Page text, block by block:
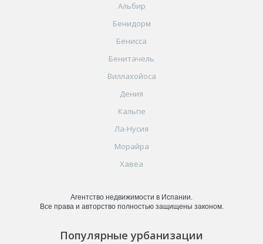
Альбир
Бенидорм
Бенисса
Бенитачель
Виллахойоса
Дения
Кальпе
Ла-Нусия
Морайра
Хавеа
Агентство недвижимости в Испании.
Все права и авторство полностью защищены законом.
Популярные урбанизации